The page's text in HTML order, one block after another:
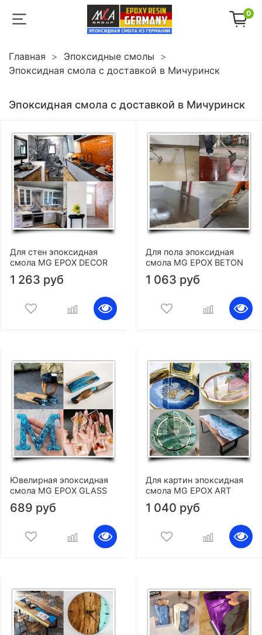
0
Главная
Эпоксидные смолы
Эпоксидная смола с доставкой в Мичуринск
Эпоксидная смола с доставкой в Мичуринск
Для стен эпоксидная
смола MG EPOX DECOR
1 263 руб
Для пола эпоксидная
смола MG EPOX BETON
1 063 руб
Ювелирная эпоксидная
смола MG EPOX GLASS
689 руб
Для картин эпоксидная
смола MG EPOX ART
1 040 руб